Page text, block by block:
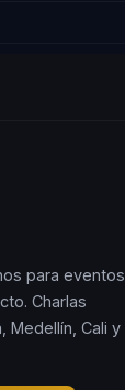
para eventos
Charlas
Medellín, Cali y